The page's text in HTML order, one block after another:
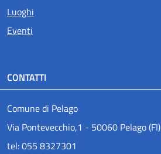
Luoghi
Eventi
CONTATTI
Comune di Pelago
Via Pontevecchio,1 - 50060 Pelago (FI)
tel: 055 8327301